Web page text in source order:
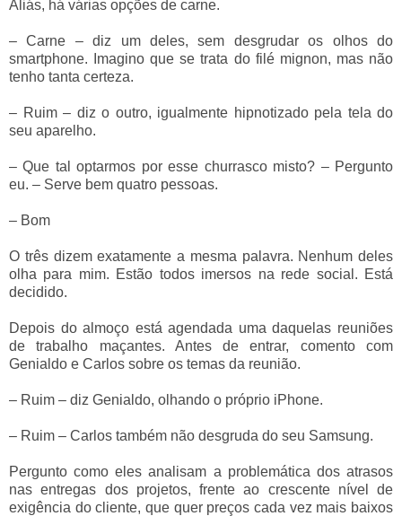
Aliás, há várias opções de carne.
– Carne – diz um deles, sem desgrudar os olhos do
smartphone. Imagino que se trata do filé mignon, mas não
tenho tanta certeza.
– Ruim – diz o outro, igualmente hipnotizado pela tela do
seu aparelho.
– Que tal optarmos por esse churrasco misto? – Pergunto
eu. – Serve bem quatro pessoas.
– Bom
O três dizem exatamente a mesma palavra. Nenhum deles
olha para mim. Estão todos imersos na rede social. Está
decidido.
Depois do almoço está agendada uma daquelas reuniões
de trabalho maçantes. Antes de entrar, comento com
Genialdo e Carlos sobre os temas da reunião.
– Ruim – diz Genialdo, olhando o próprio iPhone.
– Ruim – Carlos também não desgruda do seu Samsung.
Pergunto como eles analisam a problemática dos atrasos
nas entregas dos projetos, frente ao crescente nível de
exigência do cliente, que quer preços cada vez mais baixos